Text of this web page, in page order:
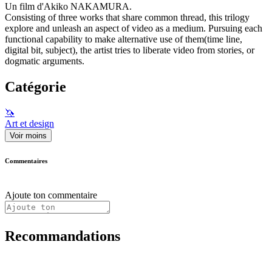
Un film d'Akiko NAKAMURA.
Consisting of three works that share common thread, this trilogy
explore and unleash an aspect of video as a medium. Pursuing each
functional capability to make alternative use of them(time line,
digital bit, subject), the artist tries to liberate video from stories, or
dogmatic arguments.
Catégorie
🦄
Art et design
Voir moins
Commentaires
Ajoute ton commentaire
Recommandations